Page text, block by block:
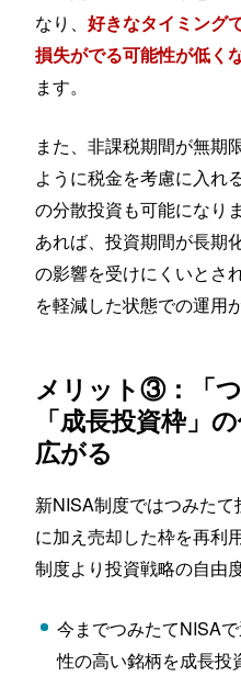
なり、好きなタイミング
損失がでる可能性が低く
ます。
また、非課税期間が無期
ように税金を考慮に入れ
の分散投資も可能になり
あれば、投資期間が長期
の影響を受けにくいとさ
を軽減した状態での運用
メリット③：「つ
「成長投資枠」
広がる
新NISA制度ではつみた
に加え売却した枠を再利
制度より投資戦略の自由
今までつみたてNISA
性の高い銘柄を成長投